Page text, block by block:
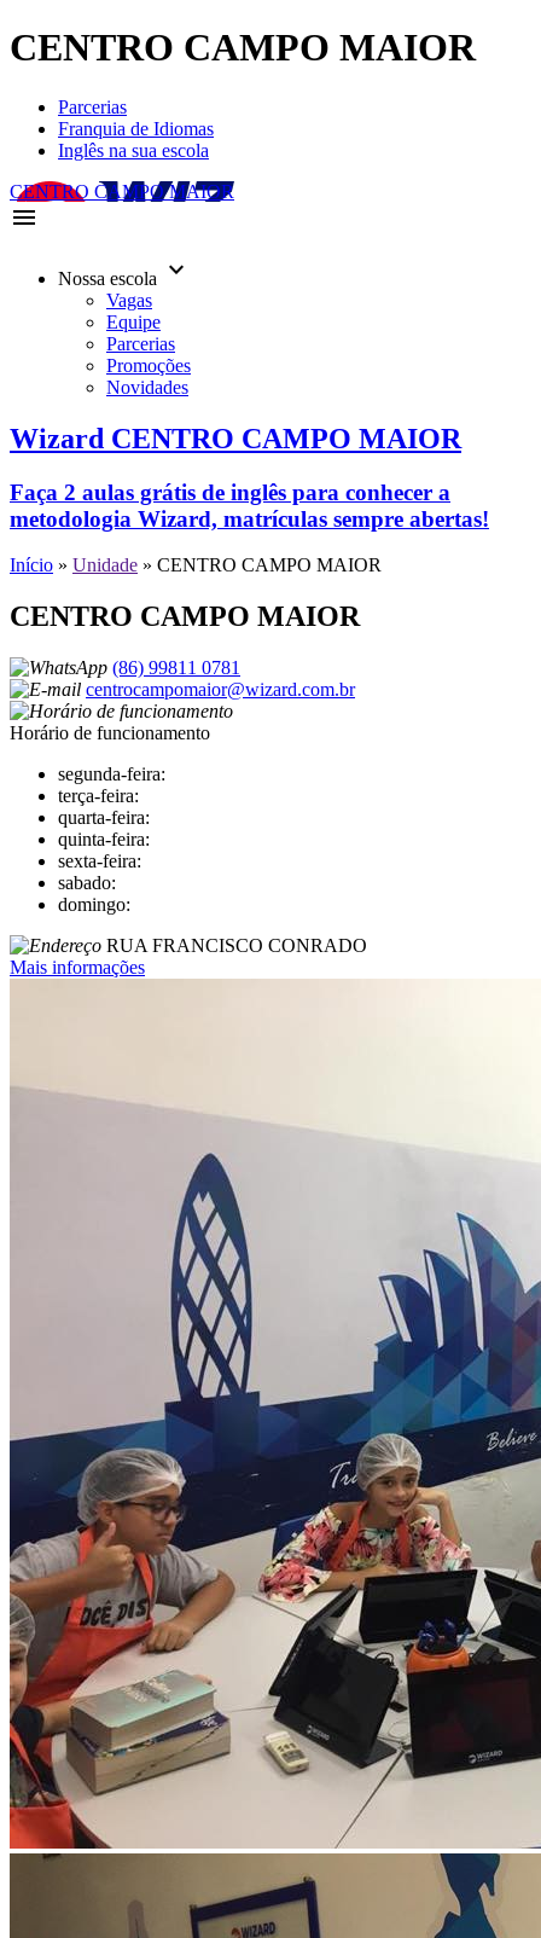
CENTRO CAMPO MAIOR
Parcerias
Franquia de Idiomas
Inglês na sua escola
CENTRO CAMPO MAIOR
menu
Nossa escola keyboard_arrow_down
Vagas
Equipe
Parcerias
Promoções
Novidades
Wizard CENTRO CAMPO MAIOR
Faça 2 aulas grátis de inglês para conhecer a
metodologia Wizard, matrículas sempre abertas!
Início » Unidade » CENTRO CAMPO MAIOR
CENTRO CAMPO MAIOR
(86) 99811 0781
centrocampomaior@wizard.com.br
Horário de funcionamento
segunda-feira:
terça-feira:
quarta-feira:
quinta-feira:
sexta-feira:
sabado:
domingo:
RUA FRANCISCO CONRADO
Mais informações